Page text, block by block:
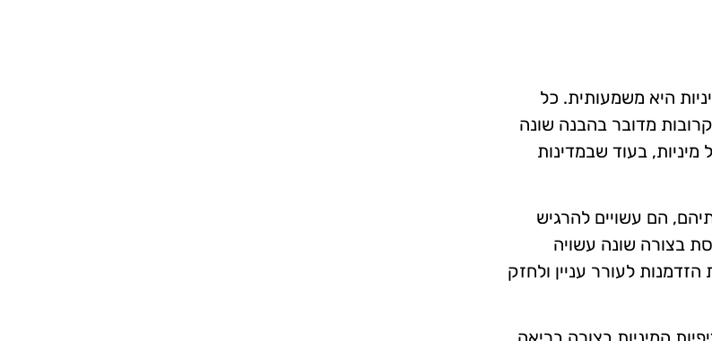
היא משמעותית. כל
קרובות מדובר בהבנה שונה
בעוד שבמדינות
הם עשויים להרגיש
בצורה שונה עשויה
הזדמנות לעורר עניין ולחזק